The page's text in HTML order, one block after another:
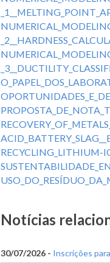
RECYCLING_LITHIUM-
Notícias
30/07/2026 - Inscrições